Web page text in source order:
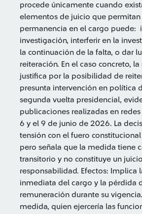
procede únicamente cuando
elementos de juicio que permitan
permanencia en el cargo puede:
investigación, interferir en la
la continuación de la falta, o dar
reiteración. En el caso concreto,
justifica por la posibilidad de
presunta intervención en política
segunda vuelta presidencial,
publicaciones realizadas en
6 y el 9 de junio de 2026. La
tensión con el fuero constitucional
pero señala que la medida tiene
transitorio y no constituye un
responsabilidad. Efectos: Implica
inmediata del cargo y la pérdida
remuneración durante su
medida, quien ejercería las